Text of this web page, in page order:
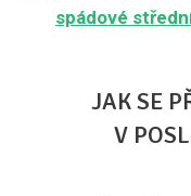
spádové
JAK SE
V